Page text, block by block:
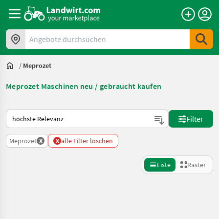
Angebote durchsuchen
/ Meprozet
Meprozet Maschinen neu / gebraucht kaufen
So wird auf Landwirt.com sortiert
Filter
Meprozet x x alle Filter löschen
Liste Raster